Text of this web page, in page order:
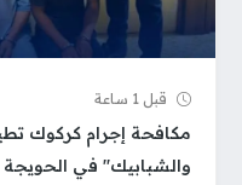
قبل 1 ساعة
مكافحة إجرام كركوك
والشبابيك" في الحويجة